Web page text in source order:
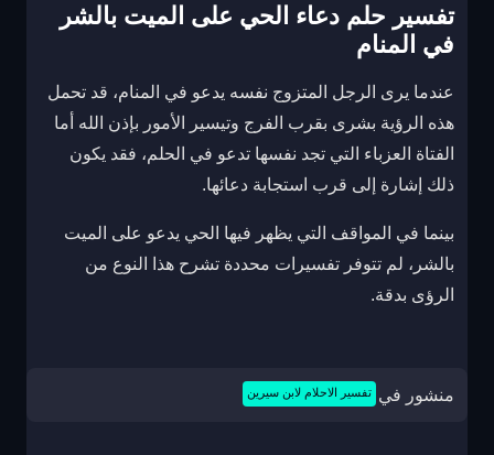
تفسير حلم دعاء الحي على الميت بالشر
في المنام
عندما يرى الرجل المتزوج نفسه يدعو في المنام، قد تحمل
هذه الرؤية بشرى بقرب الفرج وتيسير الأمور بإذن الله أما
الفتاة العزباء التي تجد نفسها تدعو في الحلم، فقد يكون
ذلك إشارة إلى قرب استجابة دعائها.
بينما في المواقف التي يظهر فيها الحي يدعو على الميت
بالشر، لم تتوفر تفسيرات محددة تشرح هذا النوع من
الرؤى بدقة.
منشور في تفسير الاحلام لابن سيرين